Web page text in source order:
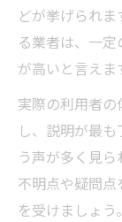
どが挙げられ
る業者は、一
が高いと言えま
実際の利用者
し、説明が最
う声が多く見
不明点や疑問
を受けましょう。